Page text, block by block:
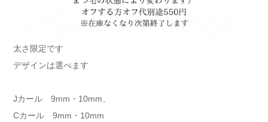
太さ限定です
デザインは選べます
Jカール 9mm・10mm、
Cカール 9mm・10mm